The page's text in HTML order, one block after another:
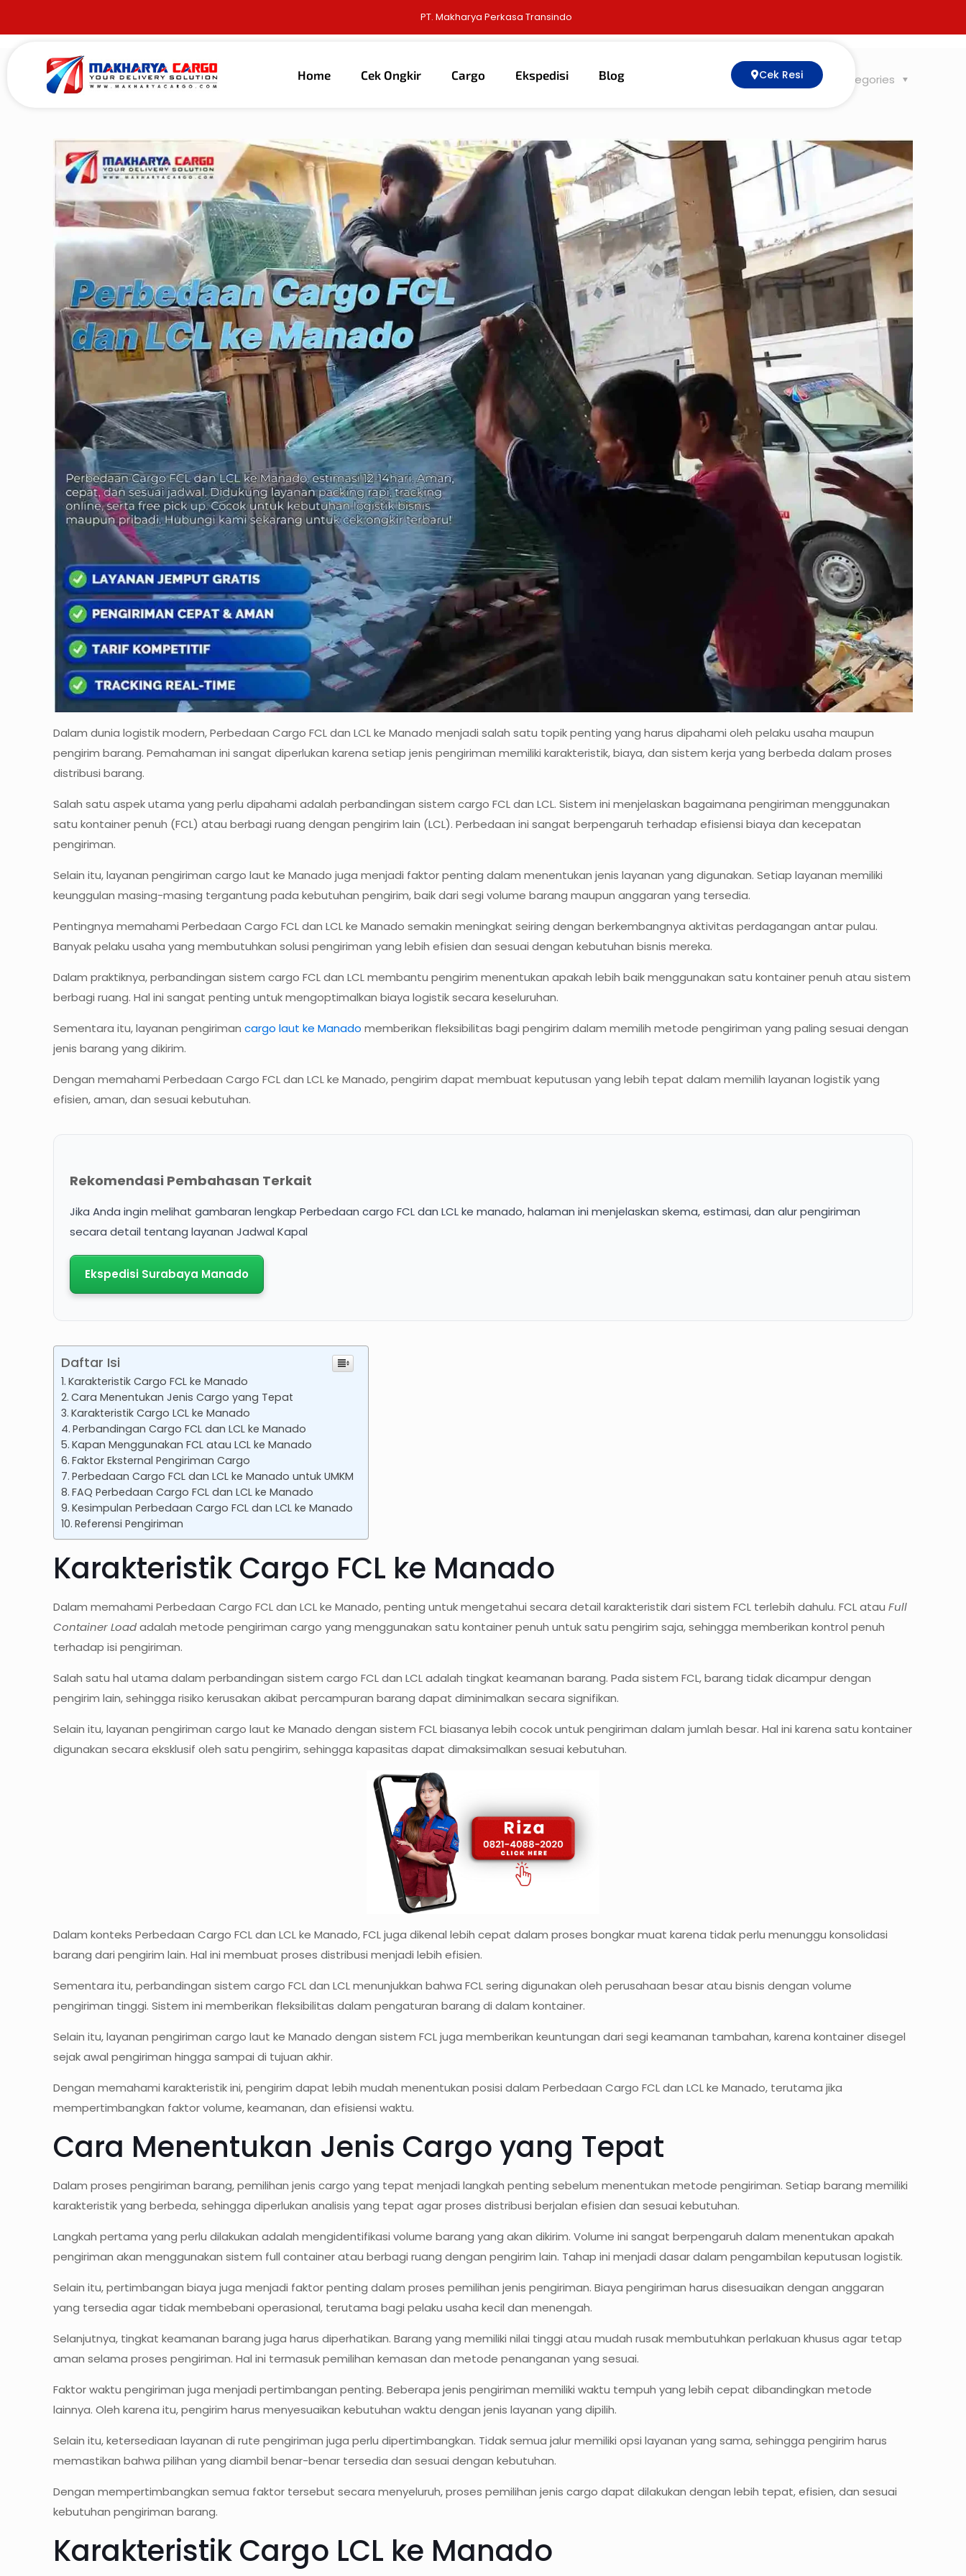
PT. Makharya Perkasa Transindo
Home Cek Ongkir Cargo Ekspedisi Blog Cek Resi
Published by alma gunaon 3 Juni 2026 Categories
Tags
Dalam dunia logistik modern, Perbedaan Cargo FCL dan LCL ke Manado menjadi salah satu topik penting yang harus dipahami oleh pelaku usaha maupun
pengirim barang. Pemahaman ini sangat diperlukan karena setiap jenis pengiriman memiliki karakteristik, biaya, dan sistem kerja yang berbeda dalam proses
distribusi barang.
Salah satu aspek utama yang perlu dipahami adalah perbandingan sistem cargo FCL dan LCL. Sistem ini menjelaskan bagaimana pengiriman menggunakan
satu kontainer penuh (FCL) atau berbagi ruang dengan pengirim lain (LCL). Perbedaan ini sangat berpengaruh terhadap efisiensi biaya dan kecepatan
pengiriman.
Selain itu, layanan pengiriman cargo laut ke Manado juga menjadi faktor penting dalam menentukan jenis layanan yang digunakan. Setiap layanan memiliki
keunggulan masing-masing tergantung pada kebutuhan pengirim, baik dari segi volume barang maupun anggaran yang tersedia.
Pentingnya memahami Perbedaan Cargo FCL dan LCL ke Manado semakin meningkat seiring dengan berkembangnya aktivitas perdagangan antar pulau.
Banyak pelaku usaha yang membutuhkan solusi pengiriman yang lebih efisien dan sesuai dengan kebutuhan bisnis mereka.
Dalam praktiknya, perbandingan sistem cargo FCL dan LCL membantu pengirim menentukan apakah lebih baik menggunakan satu kontainer penuh atau sistem
berbagi ruang. Hal ini sangat penting untuk mengoptimalkan biaya logistik secara keseluruhan.
Sementara itu, layanan pengirimancargo laut ke Manado memberikan fleksibilitas bagi pengirim dalam memilih metode pengiriman yang paling sesuai dengan
jenis barang yang dikirim.
Dengan memahami Perbedaan Cargo FCL dan LCL ke Manado, pengirim dapat membuat keputusan yang lebih tepat dalam memilih layanan logistik yang
efisien, aman, dan sesuai kebutuhan.
Rekomendasi Pembahasan Terkait
Jika Anda ingin melihat gambaran lengkap Perbedaan cargo FCL dan LCL ke manado, halaman ini menjelaskan skema, estimasi, dan alur pengiriman
secara detail tentang layanan Jadwal Kapal
Ekspedisi Surabaya Manado
Daftar Isi
Karakteristik Cargo FCL ke Manado
Cara Menentukan Jenis Cargo yang Tepat
Karakteristik Cargo LCL ke Manado
Perbandingan Cargo FCL dan LCL ke Manado
Kapan Menggunakan FCL atau LCL ke Manado
Faktor Eksternal Pengiriman Cargo
Perbedaan Cargo FCL dan LCL ke Manado untuk UMKM
FAQ Perbedaan Cargo FCL dan LCL ke Manado
Kesimpulan Perbedaan Cargo FCL dan LCL ke Manado
Referensi Pengiriman
Karakteristik Cargo FCL ke Manado
Dalam memahami Perbedaan Cargo FCL dan LCL ke Manado, penting untuk mengetahui secara detail karakteristik dari sistem FCL terlebih dahulu. FCL atauFull
Container Loadadalah metode pengiriman cargo yang menggunakan satu kontainer penuh untuk satu pengirim saja, sehingga memberikan kontrol penuh
terhadap isi pengiriman.
Salah satu hal utama dalam perbandingan sistem cargo FCL dan LCL adalah tingkat keamanan barang. Pada sistem FCL, barang tidak dicampur dengan
pengirim lain, sehingga risiko kerusakan akibat percampuran barang dapat diminimalkan secara signifikan.
Selain itu, layanan pengiriman cargo laut ke Manado dengan sistem FCL biasanya lebih cocok untuk pengiriman dalam jumlah besar. Hal ini karena satu kontainer
digunakan secara eksklusif oleh satu pengirim, sehingga kapasitas dapat dimaksimalkan sesuai kebutuhan.
Dalam konteks Perbedaan Cargo FCL dan LCL ke Manado, FCL juga dikenal lebih cepat dalam proses bongkar muat karena tidak perlu menunggu konsolidasi
barang dari pengirim lain. Hal ini membuat proses distribusi menjadi lebih efisien.
Sementara itu, perbandingan sistem cargo FCL dan LCL menunjukkan bahwa FCL sering digunakan oleh perusahaan besar atau bisnis dengan volume
pengiriman tinggi. Sistem ini memberikan fleksibilitas dalam pengaturan barang di dalam kontainer.
Selain itu, layanan pengiriman cargo laut ke Manado dengan sistem FCL juga memberikan keuntungan dari segi keamanan tambahan, karena kontainer disegel
sejak awal pengiriman hingga sampai di tujuan akhir.
Dengan memahami karakteristik ini, pengirim dapat lebih mudah menentukan posisi dalam Perbedaan Cargo FCL dan LCL ke Manado, terutama jika
mempertimbangkan faktor volume, keamanan, dan efisiensi waktu.
Cara Menentukan Jenis Cargo yang Tepat
Dalam proses pengiriman barang, pemilihan jenis cargo yang tepat menjadi langkah penting sebelum menentukan metode pengiriman. Setiap barang memiliki
karakteristik yang berbeda, sehingga diperlukan analisis yang tepat agar proses distribusi berjalan efisien dan sesuai kebutuhan.
Langkah pertama yang perlu dilakukan adalah mengidentifikasi volume barang yang akan dikirim. Volume ini sangat berpengaruh dalam menentukan apakah
pengiriman akan menggunakan sistem full container atau berbagi ruang dengan pengirim lain. Tahap ini menjadi dasar dalam pengambilan keputusan logistik.
Selain itu, pertimbangan biaya juga menjadi faktor penting dalam proses pemilihan jenis pengiriman. Biaya pengiriman harus disesuaikan dengan anggaran
yang tersedia agar tidak membebani operasional, terutama bagi pelaku usaha kecil dan menengah.
Selanjutnya, tingkat keamanan barang juga harus diperhatikan. Barang yang memiliki nilai tinggi atau mudah rusak membutuhkan perlakuan khusus agar tetap
aman selama proses pengiriman. Hal ini termasuk pemilihan kemasan dan metode penanganan yang sesuai.
Faktor waktu pengiriman juga menjadi pertimbangan penting. Beberapa jenis pengiriman memiliki waktu tempuh yang lebih cepat dibandingkan metode
lainnya. Oleh karena itu, pengirim harus menyesuaikan kebutuhan waktu dengan jenis layanan yang dipilih.
Selain itu, ketersediaan layanan di rute pengiriman juga perlu dipertimbangkan. Tidak semua jalur memiliki opsi layanan yang sama, sehingga pengirim harus
memastikan bahwa pilihan yang diambil benar-benar tersedia dan sesuai dengan kebutuhan.
Dengan mempertimbangkan semua faktor tersebut secara menyeluruh, proses pemilihan jenis cargo dapat dilakukan dengan lebih tepat, efisien, dan sesuai
kebutuhan pengiriman barang.
Karakteristik Cargo LCL ke Manado